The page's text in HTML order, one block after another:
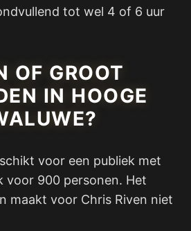
tot wel 4 of 6 uur
OF GROOT
IN HOOGE
voor een publiek met
voor 900 personen. Het
maakt voor Chris Riven niet